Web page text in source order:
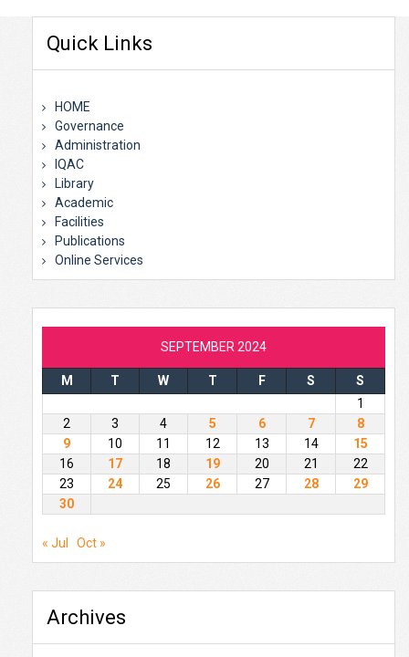
Quick Links
HOME
Governance
Administration
IQAC
Library
Academic
Facilities
Publications
Online Services
SEPTEMBER 2024
M T W T F S
S
1
2
3 4 5 6 7
8
9
10 11 12 13 14
15
16
17 18 19 20 21
22
23
24 25 26 27 28
29
30
« Jul Oct »
Archives